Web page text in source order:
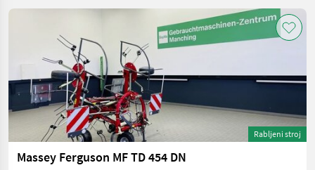
Rabljeni stroj
Massey Ferguson MF TD 454 DN